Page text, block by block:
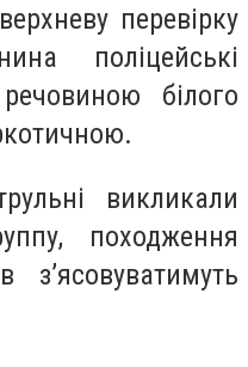
перевірку
поліцейські
білого
викликали
походження
з’ясовуватимуть